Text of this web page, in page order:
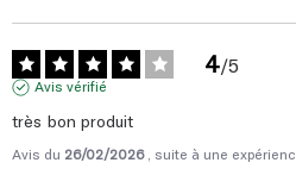
4/5
Avis vérifié
très bon produit
Avis du 26/02/2026 , suite à une